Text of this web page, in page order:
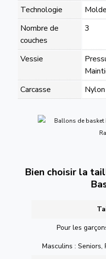
Technologie
Nombre de
couches
3
Vessie
Carcasse
Nylon
Bien choisir la
Pour les
Masculins : Seniors,